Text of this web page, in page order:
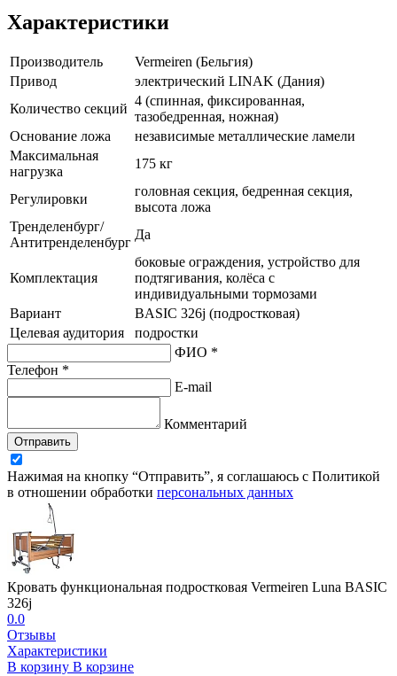
Характеристики
Производитель
Vermeiren (Бельгия)
Привод
электрический LINAK (Дания)
Количество секций
4 (спинная, фиксированная,
тазобедренная, ножная)
Основание ложа
независимые металлические ламели
Максимальная
нагрузка
175 кг
Регулировки
головная секция, бедренная секция,
высота ложа
Тренделенбург/
Антитренделенбург
Да
Комплектация
боковые ограждения, устройство для
подтягивания, колёса с
индивидуальными тормозами
Вариант
BASIC 326j (подростковая)
Целевая аудитория
подростки
ФИО *
Телефон *
E-mail
Комментарий
Отправить
Нажимая на кнопку “Отправить”, я соглашаюсь с Политикой
в отношении обработки персональных данных
Кровать функциональная подростковая Vermeiren Luna BASIC
326j
0.0
Отзывы
Характеристики
В корзину В корзине